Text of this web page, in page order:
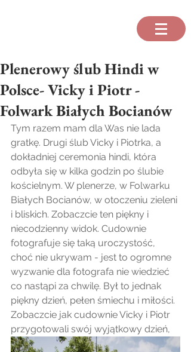
Plenerowy ślub Hindi w
Polsce- Vicky i Piotr -
Folwark Białych Bocianów
Tym razem mam dla Was nie lada
gratkę. Drugi ślub Vicky i Piotrka, a
dokładniej ceremonia hindi, która
odbyła się w kilka godzin po ślubie
kościelnym. W plenerze, w Folwarku
Białych Bocianów, w otoczeniu zieleni
i bliskich. Zobaczcie ten piękny i
niecodzienny widok. Cudownie
fotografuje się taką uroczystość,
choć nie ukrywam - jest to ogromne
wyzwanie dla fotografa nie wiedzieć
co nastąpi za chwilę. Był to jednak
piękny dzień, pełen śmiechu i miłości.
Zobaczcie jak cudownie Vicky i Piotr
przygotowali swój wyjątkowy dzień,